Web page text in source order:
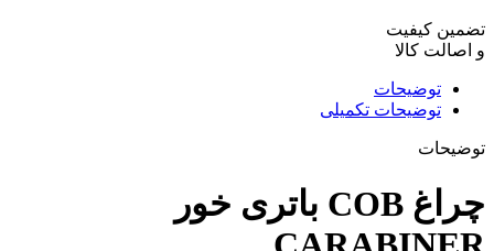
تضمین کیفیت
و اصالت کالا
توضیحات
توضیحات تکمیلی
توضیحات
چراغ COB باتری خور